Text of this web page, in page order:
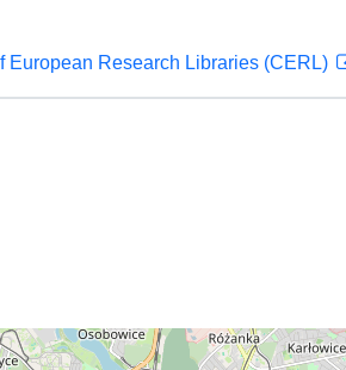
European Research Libraries (CERL)